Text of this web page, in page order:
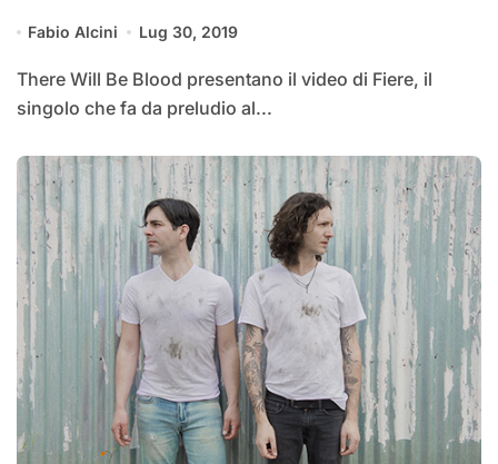
Fabio Alcini Lug 30, 2019
There Will Be Blood presentano il video di Fiere, il
singolo che fa da preludio al...